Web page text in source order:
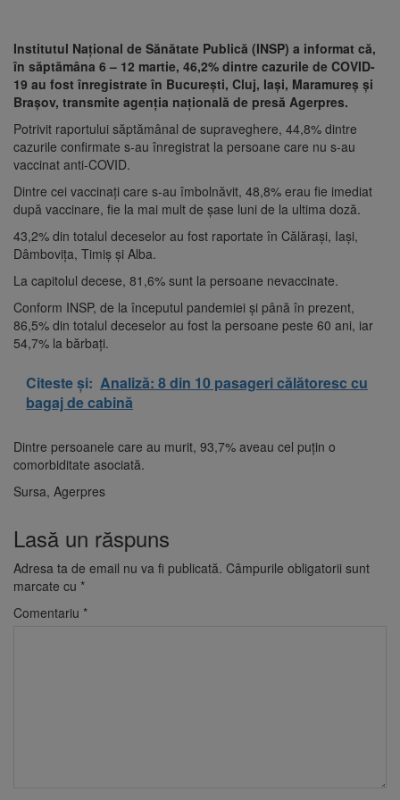
Institutul Naţional de Sănătate Publică (INSP) a informat că,
în săptămâna 6 – 12 martie, 46,2% dintre cazurile de COVID-
19 au fost înregistrate în Bucureşti, Cluj, Iaşi, Maramureş şi
Braşov, transmite agenția națională de presă Agerpres.
Potrivit raportului săptămânal de supraveghere, 44,8% dintre
cazurile confirmate s-au înregistrat la persoane care nu s-au
vaccinat anti-COVID.
Dintre cei vaccinaţi care s-au îmbolnăvit, 48,8% erau fie imediat
după vaccinare, fie la mai mult de şase luni de la ultima doză.
43,2% din totalul deceselor au fost raportate în Călăraşi, Iaşi,
Dâmboviţa, Timiş şi Alba.
La capitolul decese, 81,6% sunt la persoane nevaccinate.
Conform INSP, de la începutul pandemiei şi până în prezent,
86,5% din totalul deceselor au fost la persoane peste 60 ani, iar
54,7% la bărbaţi.
Citeste și: Analiză: 8 din 10 pasageri călătoresc cu
bagaj de cabină
Dintre persoanele care au murit, 93,7% aveau cel puţin o
comorbiditate asociată.
Sursa, Agerpres
Lasă un răspuns
Adresa ta de email nu va fi publicată. Câmpurile obligatorii sunt
marcate cu *
Comentariu *